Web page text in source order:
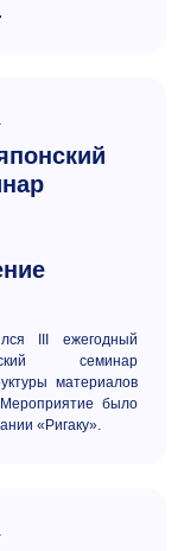
III ежегодный
семинар
материалов
было
«Ригаку».